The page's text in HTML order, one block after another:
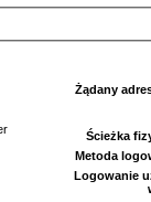
Żądany
Ścieżka
Metoda
Logowanie